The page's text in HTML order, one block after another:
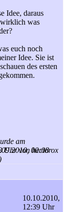
Idee, daraus
was
euch noch
Idee. Sie ist
des ersten
am
Uhr von hectorox
00:08
10.10.2010,
12:39 Uhr